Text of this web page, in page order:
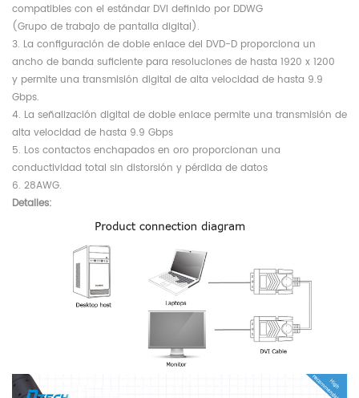
compatibles con el estándar DVI definido por DDWG
(Grupo de trabajo de pantalla digital).
3. La configuración de doble enlace del DVD-D proporciona un
ancho de banda suficiente para resoluciones de hasta 1920 x 1200
y permite una transmisión digital de alta velocidad de hasta 9.9
Gbps.
4. La señalización digital de doble enlace permite una transmisión de
alta velocidad de hasta 9.9 Gbps
5. Los contactos enchapados en oro proporcionan una
conductividad total sin distorsión y pérdida de datos
6. 28AWG.
Detalles: